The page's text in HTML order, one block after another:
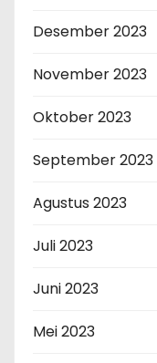
Desember 2023
November 2023
Oktober 2023
September 2023
Agustus 2023
Juli 2023
Juni 2023
Mei 2023